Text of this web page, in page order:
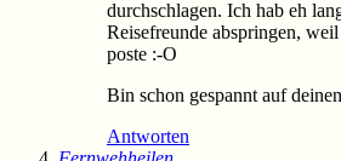
durchschlagen. Ich hab eh
Reisefreunde abspringen,
poste :-O
Bin schon gespannt auf
Antworten